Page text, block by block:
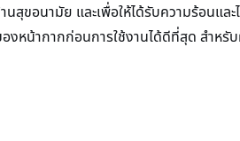
ขอนามัย และเพื่อให้ได้รับความร้อนแล
น้ากากก่อนการใช้งานได้ดีที่สุด สำหรั